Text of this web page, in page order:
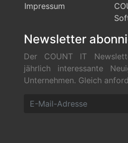
Impressum
Newsletter
Der COUNT IT
jährlich interessante
Unternehmen. Gleich